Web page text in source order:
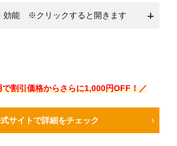
効能 ※クリックすると開きます
割引価格からさらに1,000円OFF！／
サイトで詳細をチェック